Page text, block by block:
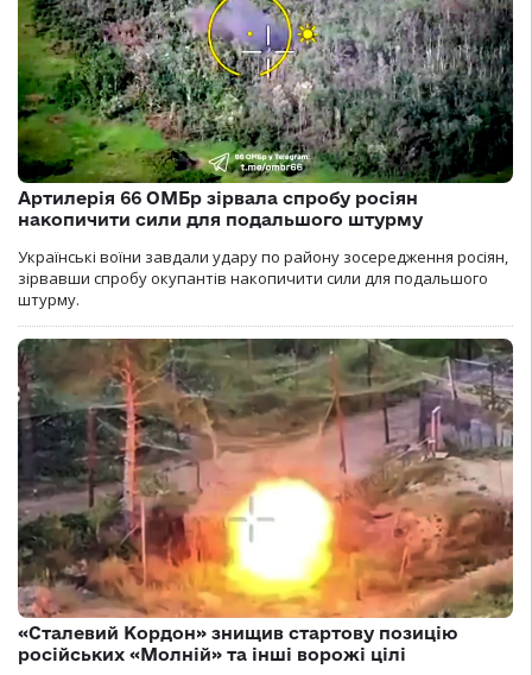
Артилерія 66 ОМБр зірвала спробу росіян
накопичити сили для подальшого штурму
Українські воїни завдали удару по району зосередження росіян,
зірвавши спробу окупантів накопичити сили для подальшого
штурму.
«Сталевий Кордон» знищив стартову позицію
російських «Молній» та інші ворожі цілі